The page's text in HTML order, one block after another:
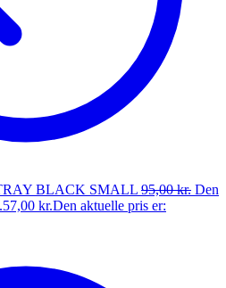
BLACK SMALL 95,00kr. Den
57,00 kr.Den aktuelle pris er: